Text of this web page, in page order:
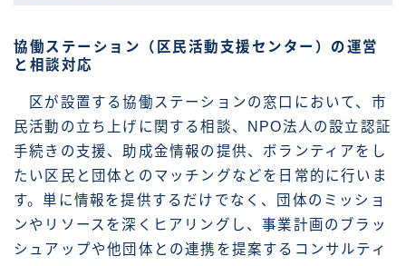
協働ステーション（区民活動支援センター）の運営
と相談対応
区が設置する協働ステーションの窓口において、市
民活動の立ち上げに関する相談、NPO法人の設立認証
手続きの支援、助成金情報の提供、ボランティアをし
たい区民と団体とのマッチングなどを日常的に行いま
す。単に情報を提供するだけでなく、団体のミッショ
ンやリソースを深くヒアリングし、事業計画のブラッ
シュアップや他団体との連携を提案するコンサルティ